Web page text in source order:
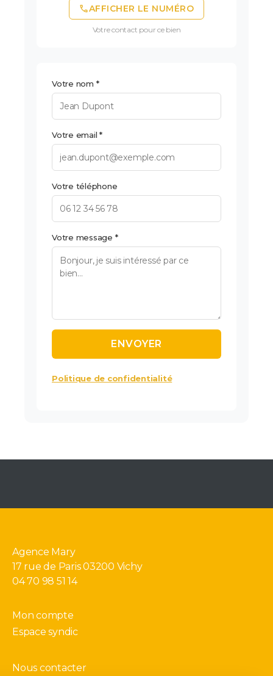
phoneAFFICHER LE NUMÉRO
Votre contact pour ce bien
Votre nom *
Votre email *
Votre téléphone
Votre message *
Politique de confidentialité
Agence Mary
17 rue de Paris 03200 Vichy
04 70 98 51 14
Mon compte
Espace syndic
Nous contacter